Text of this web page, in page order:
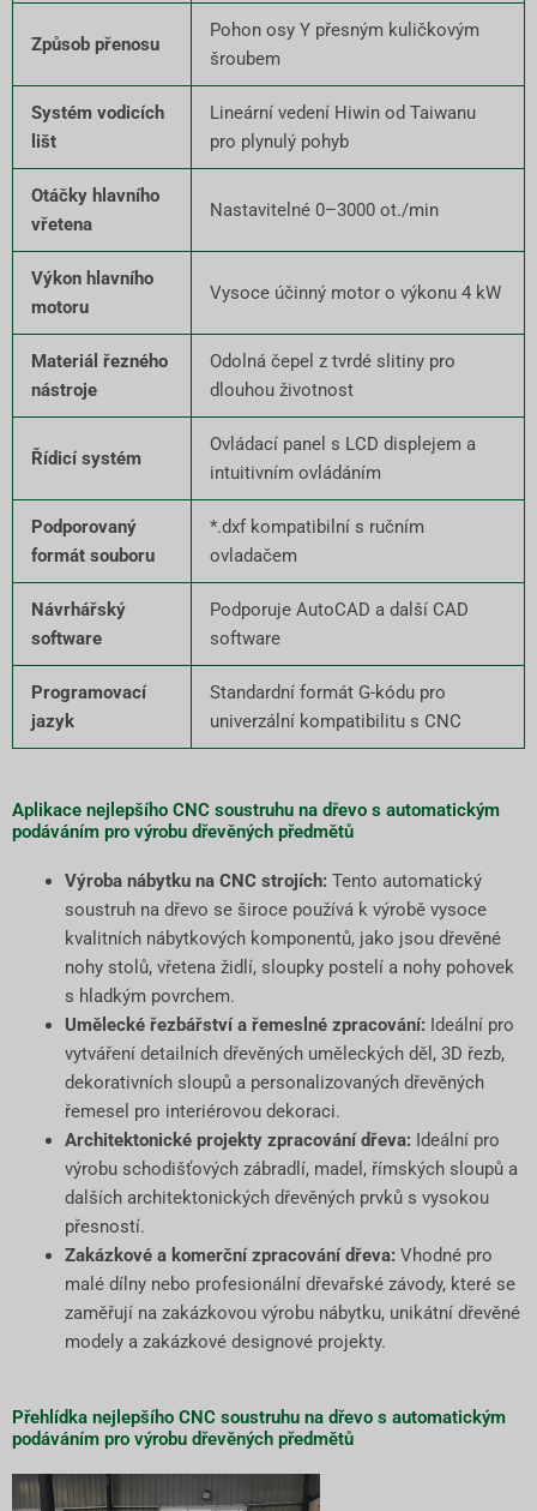
Způsob přenosu
Pohon osy Y přesným kuličkovým
šroubem
Systém vodicích
lišt
Lineární vedení Hiwin od Taiwanu
pro plynulý pohyb
Otáčky hlavního
vřetena
Nastavitelné 0–3000 ot./min
Výkon hlavního
motoru
Vysoce účinný motor o výkonu 4 kW
Materiál řezného
nástroje
Odolná čepel z tvrdé slitiny pro
dlouhou životnost
Řídicí systém
Ovládací panel s LCD displejem a
intuitivním ovládáním
Podporovaný
formát souboru
*.dxf kompatibilní s ručním
ovladačem
Návrhářský
software
Podporuje AutoCAD a další CAD
software
Programovací
jazyk
Standardní formát G-kódu pro
univerzální kompatibilitu s CNC
Aplikace nejlepšího CNC soustruhu na dřevo s automatickým
podáváním pro výrobu dřevěných předmětů
Výroba nábytku na CNC strojích:Tento automatický
soustruh na dřevo se široce používá k výrobě vysoce
kvalitních nábytkových komponentů, jako jsou dřevěné
nohy stolů, vřetena židlí, sloupky postelí a nohy pohovek
s hladkým povrchem.
Umělecké řezbářství a řemeslné zpracování:Ideální pro
vytváření detailních dřevěných uměleckých děl, 3D řezb,
dekorativních sloupů a personalizovaných dřevěných
řemesel pro interiérovou dekoraci.
Architektonické projekty zpracování dřeva:Ideální pro
výrobu schodišťových zábradlí, madel, římských sloupů a
dalších architektonických dřevěných prvků s vysokou
přesností.
Zakázkové a komerční zpracování dřeva:Vhodné pro
malé dílny nebo profesionální dřevařské závody, které se
zaměřují na zakázkovou výrobu nábytku, unikátní dřevěné
modely a zakázkové designové projekty.
Přehlídka nejlepšího CNC soustruhu na dřevo s automatickým
podáváním pro výrobu dřevěných předmětů